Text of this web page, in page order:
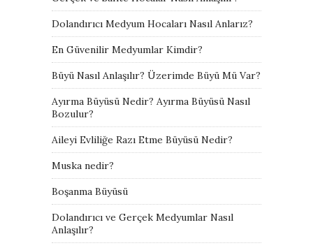
Dolandırıcı Medyum Hocaları Nasıl Anlarız?
En Güvenilir Medyumlar Kimdir?
Büyü Nasıl Anlaşılır? Üzerimde Büyü Mü Var?
Ayırma Büyüsü Nedir? Ayırma Büyüsü Nasıl
Bozulur?
Aileyi Evliliğe Razı Etme Büyüsü Nedir?
Muska nedir?
Boşanma Büyüsü
Dolandırıcı ve Gerçek Medyumlar Nasıl
Anlaşılır?